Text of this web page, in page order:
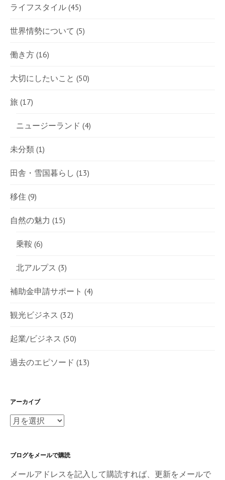
ライフスタイル (45)
世界情勢について (5)
働き方 (16)
大切にしたいこと (50)
旅 (17)
ニュージーランド (4)
未分類 (1)
田舎・雪国暮らし (13)
移住 (9)
自然の魅力 (15)
乗鞍 (6)
北アルプス (3)
補助金申請サポート (4)
観光ビジネス (32)
起業/ビジネス (50)
過去のエピソード (13)
アーカイブ
ア
イ
ブ
ブログをメールで購読
メールアドレスを記入して購読すれば、更新をメールで